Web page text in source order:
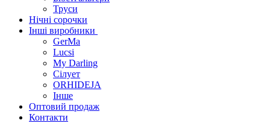
Труси
Нічні сорочки
Інші виробники
GerMa
Lucsi
My Darling
Сілует
ORHIDEJA
Інше
Оптовий продаж
Контакти